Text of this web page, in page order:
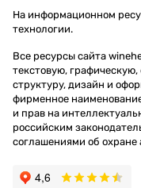
На информационном
технологии.
Все ресурсы сайта
текстовую,
структуру, дизайн и
фирменное
и прав на
российским
соглашениями об охране